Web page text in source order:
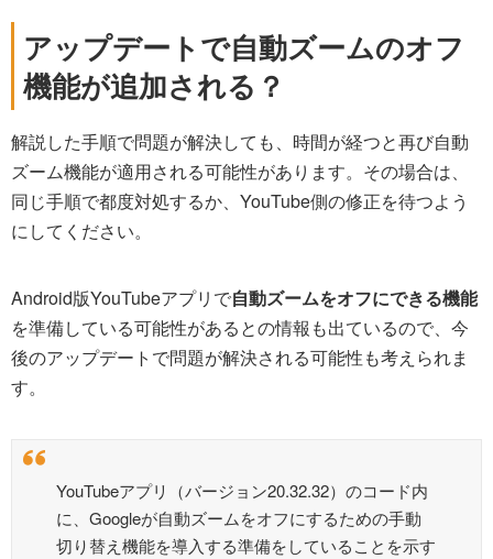
アップデートで自動ズームのオフ
機能が追加される？
解説した手順で問題が解決しても、時間が経つと再び自動
ズーム機能が適用される可能性があります。その場合は、
同じ手順で都度対処するか、YouTube側の修正を待つよう
にしてください。
Android版YouTubeアプリで自動ズームをオフにできる機能
を準備している可能性があるとの情報も出ているので、今
後のアップデートで問題が解決される可能性も考えられま
す。
YouTubeアプリ（バージョン20.32.32）のコード内
に、Googleが自動ズームをオフにするための手動
切り替え機能を導入する準備をしていることを示す